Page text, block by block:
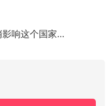
影响这个国家…